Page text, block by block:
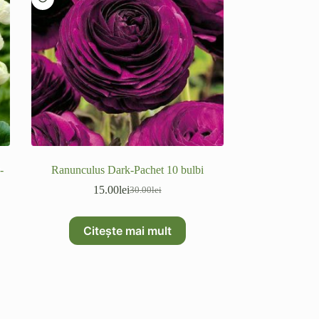
Ranunculus Dark-Pachet 10 bulbi
30.00lei
Prețul
fost:
30.00lei.
15.00leiPrețul
15.00lei.
Citește mai mult